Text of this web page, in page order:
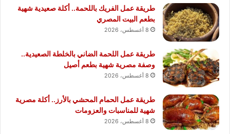
طريقة عمل الفريك باللحمة.. أكلة صعيدية شهية
بطعم البيت المصري
8 أغسطس، 2026
طريقة عمل اللحمة الضاني بالخلطة الصعيدية..
وصفة مصرية شهية بطعم أصيل
8 أغسطس، 2026
طريقة عمل الحمام المحشي بالأرز.. أكلة مصرية
شهية للمناسبات والعزومات
8 أغسطس، 2026